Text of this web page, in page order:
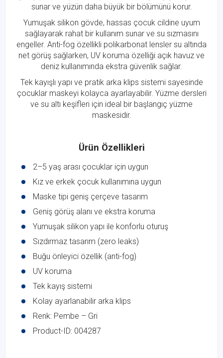
sunar ve yüzün daha büyük bir bölümünü korur.
Yumuşak silikon gövde, hassas çocuk cildine uyum
sağlayarak rahat bir kullanım sunar ve su sızmasını
engeller. Anti-fog özellikli polikarbonat lensler su altında
net görüş sağlarken, UV koruma özelliği açık havuz ve
deniz kullanımında ekstra güvenlik sağlar.
Tek kayışlı yapı ve pratik arka klips sistemi sayesinde
çocuklar maskeyi kolayca ayarlayabilir. Yüzme dersleri
ve su altı keşifleri için ideal bir başlangıç yüzme
maskesidir.
Ürün Özellikleri
2–5 yaş arası çocuklar için uygun
Kız ve erkek çocuk kullanımına uygun
Maske tipi geniş çerçeve tasarım
Geniş görüş alanı ve ekstra koruma
Yumuşak silikon yapı ile konforlu oturuş
Sızdırmaz tasarım (zero leaks)
Buğu önleyici özellik (anti-fog)
UV koruma
Tek kayış sistemi
Kolay ayarlanabilir arka klips
Renk: Pembe – Gri
Product-ID: 004287